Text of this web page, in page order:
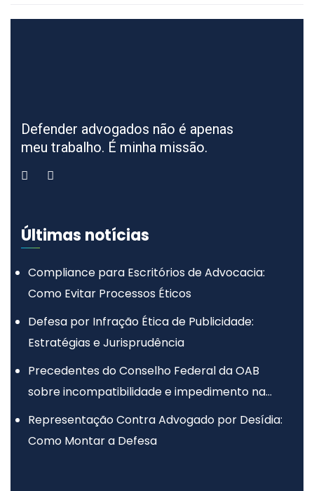
Defender advogados não é apenas
meu trabalho. É minha missão.
Últimas notícias
Compliance para Escritórios de Advocacia:
Como Evitar Processos Éticos
Defesa por Infração Ética de Publicidade:
Estratégias e Jurisprudência
Precedentes do Conselho Federal da OAB
sobre incompatibilidade e impedimento na
advocacia
Representação Contra Advogado por Desídia:
Como Montar a Defesa